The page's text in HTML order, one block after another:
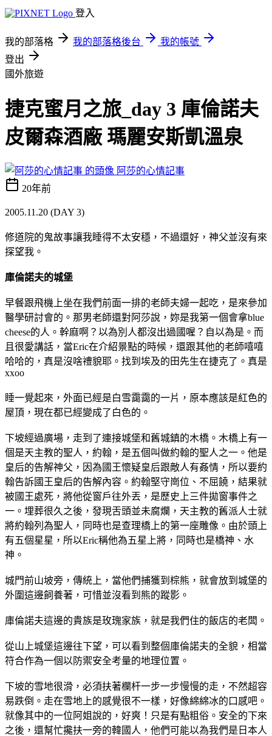
登入
我的部落格 我的部落格後台
我的帳號
登出
國外旅遊
捷克蜜月之旅_day 3 庫倫諾夫
皮爾森酒廠 瑪麗安斯凱溫泉
阿莎的心情記事
20年前
2005.11.20 (DAY 3)
修道院的鬼故事讓我睡得不太安穩，不過還好，神父並沒有來
探望我。
庫倫諾夫的城堡
早餐跟飛機上坐在我們前面一排的老師夫婦一起吃，是來參加
醫學研討會的。那男老師還對阿莎說，妳是我第一個會拿blue
cheese的人。幹麻啊？以為別人都沒出過國喔？自以為是。而
且很愛講話，當Eric在介紹景點的時候，還跟其他的老師嘻嘻
哈哈的，真是沒啥禮貌耶。找到埃及的田先生在捷克了。真是
xxoo
睡一覺起來，外面已經是白雪靄靄的一片，原本應該是紅色的
屋頂，現在都已經變成了白色的。
下坡經過廣場，走到了連接城堡和舊城鎮的木橋。木橋上有一
個是天主教的聖人，約翰，是五個叫做約翰的聖人之一。他是
皇后的告解神父，因為國王懷疑皇后跟敵人有姦情，所以要約
翰告訴國王皇后的告解內容。約翰堅守崗位、不屈饒，結果就
被國王處死，將他從窗戶往外丟，是歷史上三件拋窗事件之
一。埋葬很久之後，發現舌頭並未腐爛，天主教的舊派人士就
將約翰列為聖人，同時也是查理橋上的第一座雕像。由於頭上
有五個星星，所以Eric稱他為五星上將，同時也是橋神、水
神。
城門前山坡旁，傳統上，當他們捕獲到棕熊，就會放到城堡的
外圍這邊飼養著，可惜並沒看到熊的蹤影。
庫倫諾夫這邊的貴族是玫瑰家族，就是我們住的飯店的老闆。
從山上城堡這邊往下望，可以看到整個庫倫諾夫的全貌，相當
符合作為一個以防禦安全考量的地理位置。
下坡的雪地很滑，必須扶著欄杆一步一步慢慢的走，不然超容
易跌倒。走在雪地上的感覺很不一樣，好像綿綿冰的口感吧。
就像其中的一位阿姐說的，好爽！只是有點粗俗。安全的下來
之後，還幫忙攙扶一旁的韓國人，他們可能以為我們是日本人